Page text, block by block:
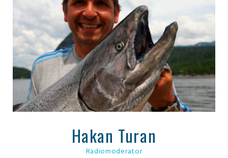
Hakan Turan
Radiomoderator